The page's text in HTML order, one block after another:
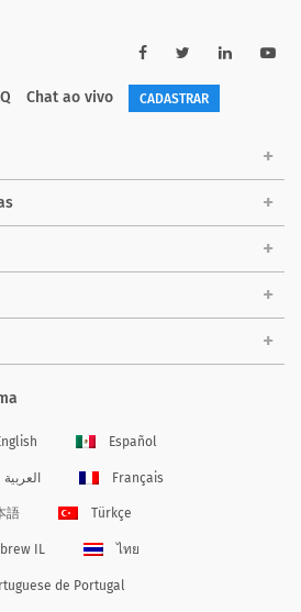
Chat ao vivo CADASTRAR
Español
العربية Français
語 Türkçe
IL ไทย
de Portugal